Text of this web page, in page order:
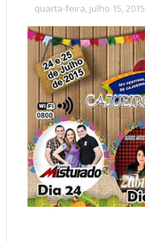
quarta-feira, julho 15, 2015